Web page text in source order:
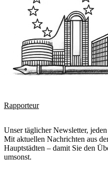
Rapporteur
Unser täglicher Newsletter,
Mit aktuellen Nachrichten aus
Hauptstädten – damit Sie den
umsonst.